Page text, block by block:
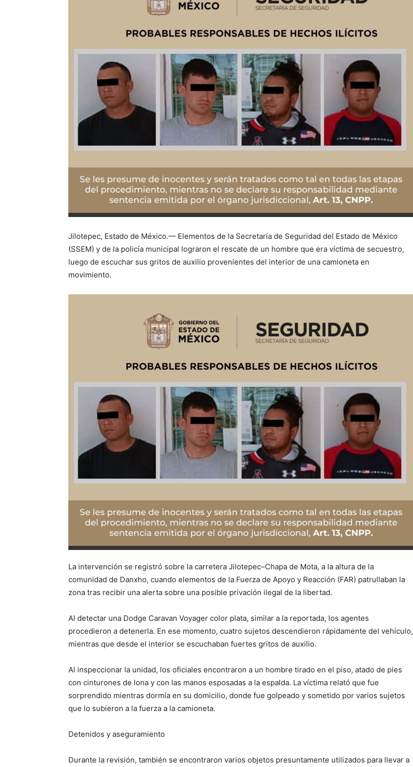
Jilotepec, Estado de México.— Elementos de la Secretaría de Seguridad del Estado de México
(SSEM) y de la policía municipal lograron el rescate de un hombre que era víctima de secuestro,
luego de escuchar sus gritos de auxilio provenientes del interior de una camioneta en
movimiento.
La intervención se registró sobre la carretera Jilotepec–Chapa de Mota, a la altura de la
comunidad de Danxho, cuando elementos de la Fuerza de Apoyo y Reacción (FAR) patrullaban la
zona tras recibir una alerta sobre una posible privación ilegal de la libertad.
Al detectar una Dodge Caravan Voyager color plata, similar a la reportada, los agentes
procedieron a detenerla. En ese momento, cuatro sujetos descendieron rápidamente del vehículo,
mientras que desde el interior se escuchaban fuertes gritos de auxilio.
Al inspeccionar la unidad, los oficiales encontraron a un hombre tirado en el piso, atado de pies
con cinturones de lona y con las manos esposadas a la espalda. La víctima relató que fue
sorprendido mientras dormía en su domicilio, donde fue golpeado y sometido por varios sujetos
que lo subieron a la fuerza a la camioneta.
Detenidos y aseguramiento
Durante la revisión, también se encontraron varios objetos presuntamente utilizados para llevar a